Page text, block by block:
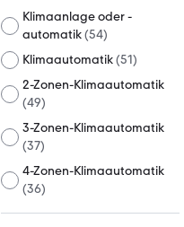
Klimaanlage oder -
automatik(54)
Klimaautomatik(51)
2-Zonen-Klimaautomatik
(49)
3-Zonen-Klimaautomatik
(37)
4-Zonen-Klimaautomatik
(36)